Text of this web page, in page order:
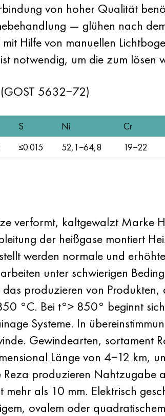
von hoher Qualität
— glühen nach
Hilfe von manuellen
notwendig, um die zum lösen
5632−72)
S Ni Cr
≤0.015 52,1−64,8 19−22
verformt, kaltgewalzt Marke
der heißgase montiert
werden normale und
unter schwierigen
produzieren von
°C. Bei t°> 850° beginnt
Systeme. In
Gewindearten, sortament
Länge von 4−12 km,
Reza produzieren
als 10 mm. Elektrisch
ovalem oder